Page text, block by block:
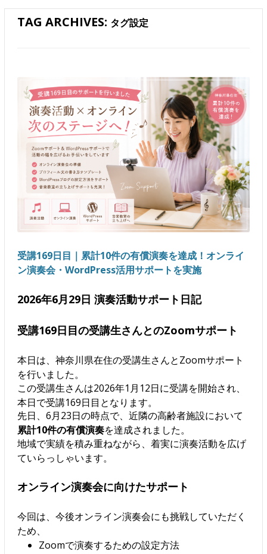
TAG ARCHIVES: タグ設定
受講169日目｜累計10件の有償演奏を達成！オンライ
ン演奏会・WordPress活用サポートを実施
2026年6月29日 演奏活動サポート日記
受講169日目の受講生さんとのZoomサポート
本日は、神奈川県在住の受講生さんとZoomサポート
を行いました。
この受講生さんは2026年1月12日に受講を開始され、
本日で受講169日目となります。
先日、6月23日の時点で、近隣の高齢者施設において
累計10件の有償演奏を達成されました。
地域で実績を積み重ねながら、着実に演奏活動を広げ
ていらっしゃいます。
オンライン演奏会に向けたサポート
今回は、今後オンライン演奏会にも挑戦していただく
ため、
Zoomで演奏するための設定方法